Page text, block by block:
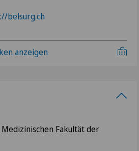
belsurg.ch
anzeigen
Fakultät der